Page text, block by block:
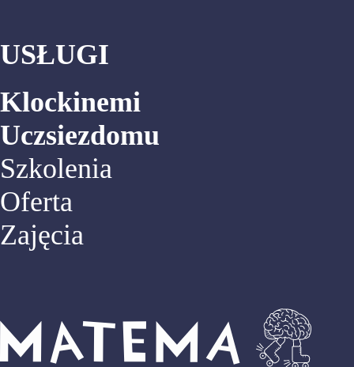
USŁUGI
Klockinemi
Uczsiezdomu
Szkolenia
Oferta
Zajęcia